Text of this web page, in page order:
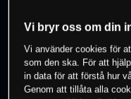
0% av
instrument
Vi bryr oss om din
Vi använder cookies för
som den ska. För att
in data för att förstå hur
Genom att tillåta alla